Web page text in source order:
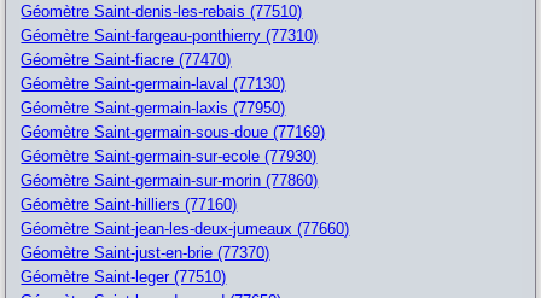
Géomètre Saint-denis-les-rebais (77510)
Géomètre Saint-fargeau-ponthierry (77310)
Géomètre Saint-fiacre (77470)
Géomètre Saint-germain-laval (77130)
Géomètre Saint-germain-laxis (77950)
Géomètre Saint-germain-sous-doue (77169)
Géomètre Saint-germain-sur-ecole (77930)
Géomètre Saint-germain-sur-morin (77860)
Géomètre Saint-hilliers (77160)
Géomètre Saint-jean-les-deux-jumeaux (77660)
Géomètre Saint-just-en-brie (77370)
Géomètre Saint-leger (77510)